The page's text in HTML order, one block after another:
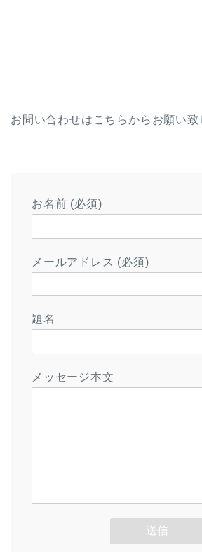
お問い合わせはこちらからお願い致
お名前 (必須)
メールアドレス (必須)
題名
メッセージ本文